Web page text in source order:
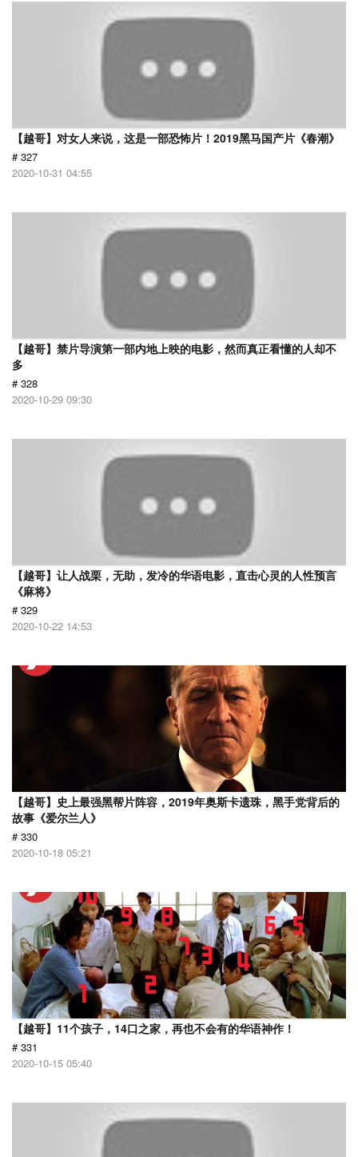
【越哥】对女人来说，这是一部恐怖片！2019黑马国产片《春潮》
# 327
2020-10-31 04:55
【越哥】禁片导演第一部内地上映的电影，然而真正看懂的人却不
多
# 328
2020-10-29 09:30
【越哥】让人战栗，无助，发冷的华语电影，直击心灵的人性预言
《麻将》
# 329
2020-10-22 14:53
【越哥】史上最强黑帮片阵容，2019年奥斯卡遗珠，黑手党背后的
故事《爱尔兰人》
# 330
2020-10-18 05:21
【越哥】11个孩子，14口之家，再也不会有的华语神作！
# 331
2020-10-15 05:40